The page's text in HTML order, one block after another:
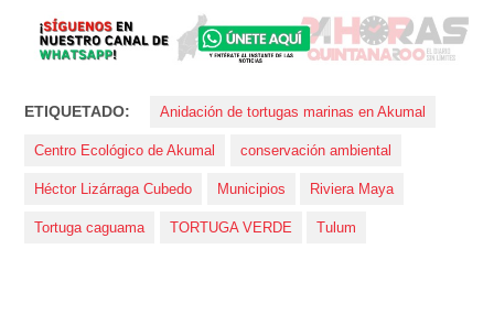
ETIQUETADO: Anidación de tortugas marinas en Akumal
Centro Ecológico de Akumal conservación ambiental
Héctor Lizárraga Cubedo Municipios Riviera Maya
Tortuga caguama TORTUGA VERDE Tulum